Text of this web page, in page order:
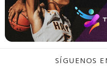
SÍGUENOS